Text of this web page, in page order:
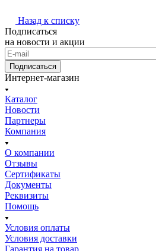
Назад к списку
Подписаться
на новости и акции
Подписаться
Интернет-магазин
Каталог
Новости
Партнеры
Компания
О компании
Отзывы
Сертификаты
Документы
Реквизиты
Помощь
Условия оплаты
Условия доставки